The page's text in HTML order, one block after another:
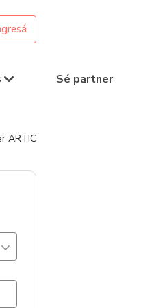
Sé partner
ARTIC